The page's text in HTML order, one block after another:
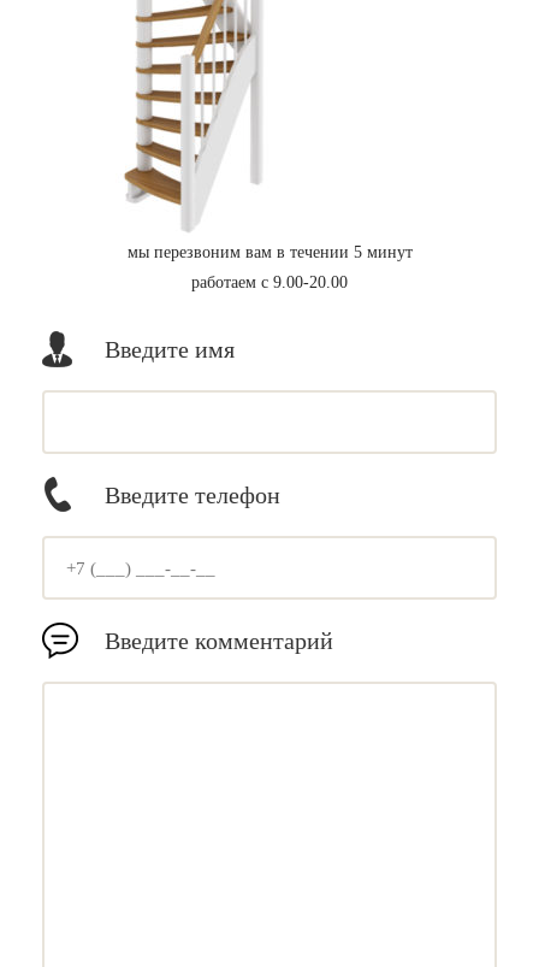
мы перезвоним вам в течении 5 минут
работаем с 9.00-20.00
Введите имя
Введите телефон
Введите комментарий